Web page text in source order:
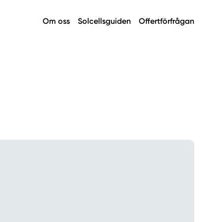
Om oss Solcellsguiden Offertförfrågan